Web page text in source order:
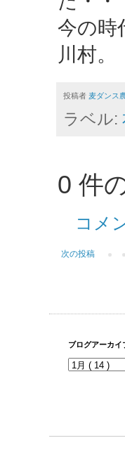
今の時
川村。
投稿者 麦ダンス
ラベル:
0 件
コメ
次の投稿
ブログアーカイ